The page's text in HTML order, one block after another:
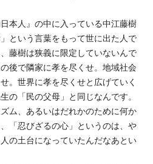
本人』の中に入っている中江藤樹
という言葉をもって世に出た人で
藤樹は狭義に限定していないんで
後で隣家に孝を尽くせ。地域社会
。世界に孝を尽くせと広げていく
の「民の父母」と同じなんです。
ム、あるいはだれかのために何か
「忍びざるの心」というのは、や
の土台になっていたんだなあとい